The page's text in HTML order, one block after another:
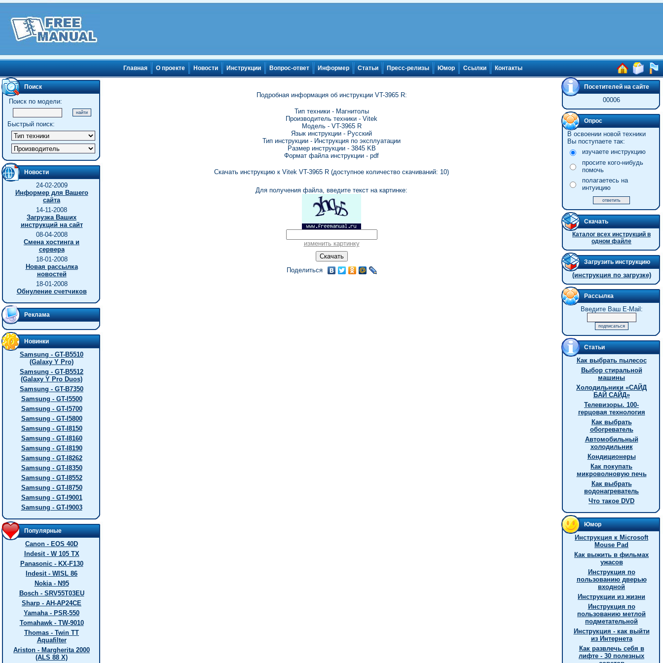
Главная О проекте Новости Инструкции Вопрос-ответ Информер Статьи Пресс-релизы Юмор Ссылки Контакты
Поиск
Поиск по модели:
Быстрый поиск:
Новости
24-02-2009
Информер для Вашего
сайта
14-11-2008
Загрузка Ваших
инструкций на сайт
08-04-2008
Смена хостинга и
сервера
18-01-2008
Новая рассылка
новостей
18-01-2008
Обнуление счетчиков
Реклама
Новинки
Samsung - GT-B5510
(Galaxy Y Pro)
Samsung - GT-B5512
(Galaxy Y Pro Duos)
Samsung - GT-B7350
Samsung - GT-I5500
Samsung - GT-I5700
Samsung - GT-I5800
Samsung - GT-I8150
Samsung - GT-I8160
Samsung - GT-I8190
Samsung - GT-I8262
Samsung - GT-I8350
Samsung - GT-I8552
Samsung - GT-I8750
Samsung - GT-I9001
Samsung - GT-I9003
Популярные
Canon - EOS 40D
Indesit - W 105 TX
Panasonic - KX-F130
Indesit - WISL 86
Nokia - N95
Bosch - SRV55T03EU
Sharp - AH-AP24CE
Yamaha - PSR-550
Tomahawk - TW-9010
Thomas - Twin TT
Aquafilter
Ariston - Margherita 2000
(ALS 88 X)
Подробная информация об инструкции VT-3965 R:
Тип техники - Магнитолы
Производитель техники - Vitek
Модель - VT-3965 R
Язык инструкции - Русский
Тип инструкции - Инструкция по эксплуатации
Размер инструкции - 3845 KB
Формат файла инструкции - pdf
Скачать инструкцию к Vitek VT-3965 R (доступное количество скачиваний: 10)
Для получения файла, введите текст на картинке:
изменить картинку
Поделиться
Посетителей на сайте
00006
Опрос
В освоении новой техники
Вы поступаете так:
изучаете инструкцию
просите кого-нибудь
помочь
полагаетесь на
интуицию
Скачать
Каталог всех инструкций в
одном файле
Загрузить инструкцию
(инструкция по загрузке)
Рассылка
Введите Ваш E-Mail:
Статьи
Как выбрать пылесос
Выбор стиральной
машины
Холодильники «САЙД
БАЙ САЙД»
Телевизоры. 100-
герцовая технология
Как выбрать
обогреватель
Автомобильный
холодильник
Кондиционеры
Как покупать
микроволновую печь
Как выбрать
водонагреватель
Что такое DVD
Юмор
Инструкция к Microsoft
Mouse Pad
Как выжить в фильмах
ужасов
Инструкция по
пользованию дверью
входной
Инструкции из жизни
Инструкция по
пользованию метлой
подметательной
Инструкция - как выйти
из Интернета
Как развлечь себя в
лифте - 30 полезных